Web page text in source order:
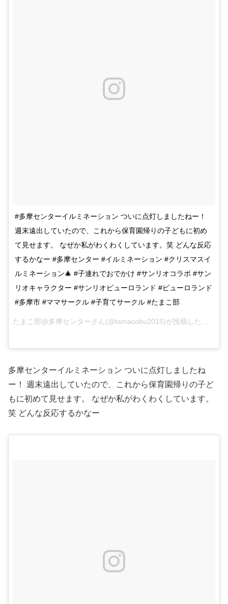
#多摩センターイルミネーション ついに点灯しましたねー！
週末遠出していたので、これから保育園帰りの子どもに初め
て見せます。 なぜか私がわくわくしています。笑 どんな反応
するかなー #多摩センター #イルミネーション #クリスマスイ
ルミネーション🎄 #子連れでおでかけ #サンリオコラボ #サン
リオキャラクター #サンリオピューロランド #ピューロランド
#多摩市 #ママサークル #子育てサークル #たまこ部
たまこ部@多摩センターさん(@tamacobu2015)が投稿した写真 –
多摩センターイルミネーション ついに点灯しましたね
ー！ 週末遠出していたので、これから保育園帰りの子ど
もに初めて見せます。 なぜか私がわくわくしています。
笑 どんな反応するかなー